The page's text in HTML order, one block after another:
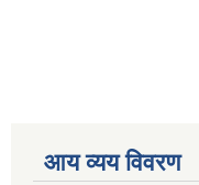
आय व्यय विवरण